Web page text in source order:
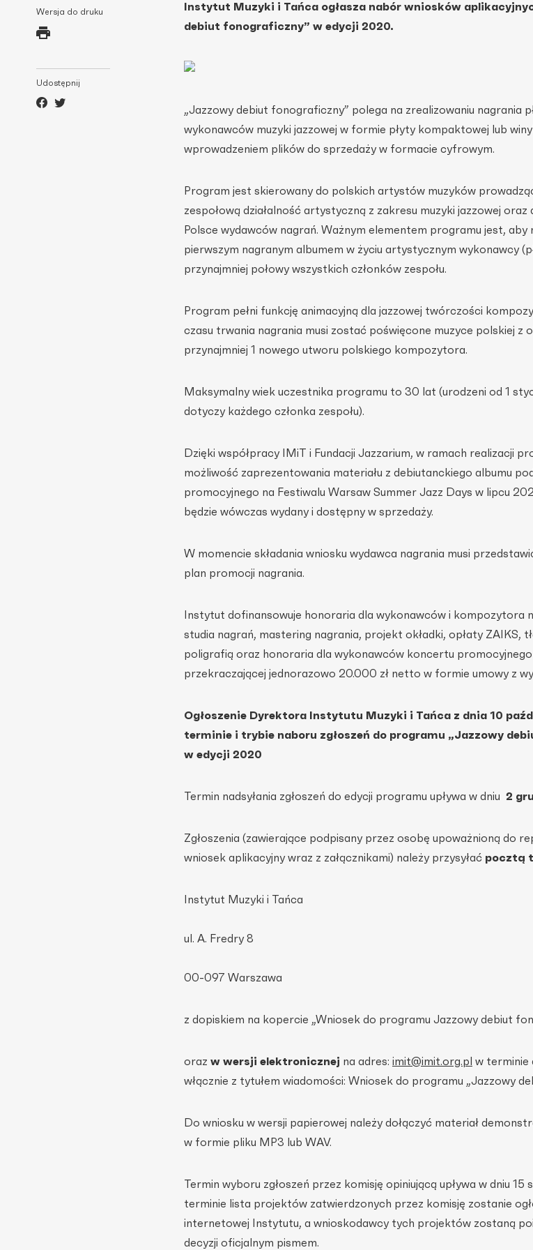
Wersja do druku
Udostępnij
Instytut Muzyki i Tańca ogłasza nabór wniosków
debiut fonograficzny” w edycji 2020.
„Jazzowy debiut fonograficzny” polega na zrealizowaniu nagrania
wykonawców muzyki jazzowej w formie płyty kompaktowej lub
wprowadzeniem plików do sprzedaży w formacie cyfrowym.
Program jest skierowany do polskich artystów muzyków
zespołową działalność artystyczną z zakresu muzyki jazzowej oraz
Polsce wydawców nagrań. Ważnym elementem programu jest, aby
pierwszym nagranym albumem w życiu artystycznym wykonawcy
przynajmniej połowy wszystkich członków zespołu.
Program pełni funkcję animacyjną dla jazzowej twórczości
czasu trwania nagrania musi zostać poświęcone muzyce polskiej z
przynajmniej 1 nowego utworu polskiego kompozytora.
Maksymalny wiek uczestnika programu to 30 lat (urodzeni od 1
dotyczy każdego członka zespołu).
Dzięki współpracy IMiT i Fundacji Jazzarium, w ramach realizacji
możliwość zaprezentowania materiału z debiutanckiego albumu
promocyjnego na Festiwalu Warsaw Summer Jazz Days w lipcu
będzie wówczas wydany i dostępny w sprzedaży.
W momencie składania wniosku wydawca nagrania musi
plan promocji nagrania.
Instytut dofinansowuje honoraria dla wykonawców i kompozytora
studia nagrań, mastering nagrania, projekt okładki, opłaty ZAIKS,
poligrafią oraz honoraria dla wykonawców koncertu promocyjnego
przekraczającej jednorazowo 20.000 zł netto w formie umowy z
Ogłoszenie Dyrektora Instytutu Muzyki i Tańca z dnia 10
terminie i trybie naboru zgłoszeń do programu „Jazzowy
w edycji 2020
Termin nadsyłania zgłoszeń do edycji programu upływa w dniu 2
Zgłoszenia (zawierające podpisany przez osobę upoważnioną do
wniosek aplikacyjny wraz z załącznikami) należy przysyłać pocztą
Instytut Muzyki i Tańca
ul. A. Fredry 8
00-097 Warszawa
z dopiskiem na kopercie „Wniosek do programu Jazzowy debiut
oraz w wersji elektronicznej na adres: imit@imit.org.pl w terminie
włącznie z tytułem wiadomości: Wniosek do programu „Jazzowy
Do wniosku w wersji papierowej należy dołączyć materiał
w formie pliku MP3 lub WAV.
Termin wyboru zgłoszeń przez komisję opiniującą upływa w dniu
terminie lista projektów zatwierdzonych przez komisję zostanie
internetowej Instytutu, a wnioskodawcy tych projektów zostaną
decyzji oficjalnym pismem.